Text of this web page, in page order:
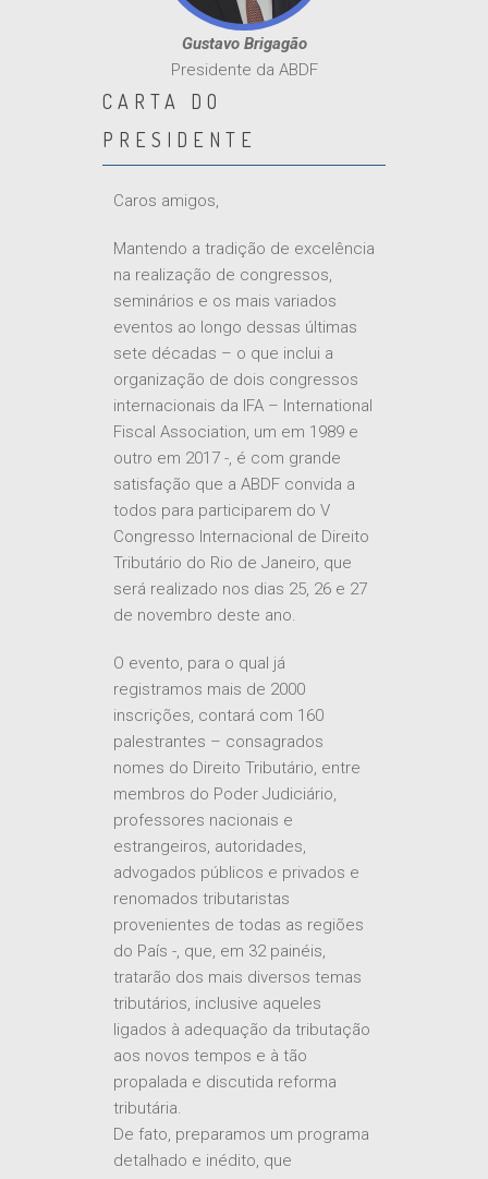
Gustavo Brigagão
Presidente da ABDF
CARTA DO
PRESIDENTE
Caros amigos,
Mantendo a tradição de excelência
na realização de congressos,
seminários e os mais variados
eventos ao longo dessas últimas
sete décadas – o que inclui a
organização de dois congressos
internacionais da IFA – International
Fiscal Association, um em 1989 e
outro em 2017 -, é com grande
satisfação que a ABDF convida a
todos para participarem do V
Congresso Internacional de Direito
Tributário do Rio de Janeiro, que
será realizado nos dias 25, 26 e 27
de novembro deste ano.
O evento, para o qual já
registramos mais de 2000
inscrições, contará com 160
palestrantes – consagrados
nomes do Direito Tributário, entre
membros do Poder Judiciário,
professores nacionais e
estrangeiros, autoridades,
advogados públicos e privados e
renomados tributaristas
provenientes de todas as regiões
do País -, que, em 32 painéis,
tratarão dos mais diversos temas
tributários, inclusive aqueles
ligados à adequação da tributação
aos novos tempos e à tão
propalada e discutida reforma
tributária.
De fato, preparamos um programa
detalhado e inédito, que